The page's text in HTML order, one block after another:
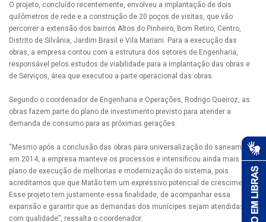
O projeto, concluído recentemente, envolveu a implantação de dois
quilômetros de rede e a construção de 20 poços de visitas, que vão
percorrer a extensão dos bairros Altos do Pinheiro, Bom Retiro, Centro,
Distrito de Silvânia, Jardim Brasil e Vila Mariani. Para a execução das
obras, a empresa contou com a estrutura dos setores de Engenharia,
responsável pelos estudos de viabilidade para a implantação das obras e
de Serviços, área que executou a parte operacional das obras.
Segundo o coordenador de Engenharia e Operações, Rodrigo Queiroz, as
obras fazem parte do plano de investimento previsto para atender a
demanda de consumo para as próximas gerações.
“Mesmo após a conclusão das obras para universalização do saneamento
em 2014, a empresa manteve os processos e intensificou ainda mais o
plano de execução de melhorias e modernização do sistema, pois
acreditamos que que Matão tem um expressivo potencial de crescimento.
Esse projeto tem justamente essa finalidade, de acompanhar essa
expansão e garantir que as demandas dos munícipes sejam atendidas
com qualidade”, ressalta o coordenador.